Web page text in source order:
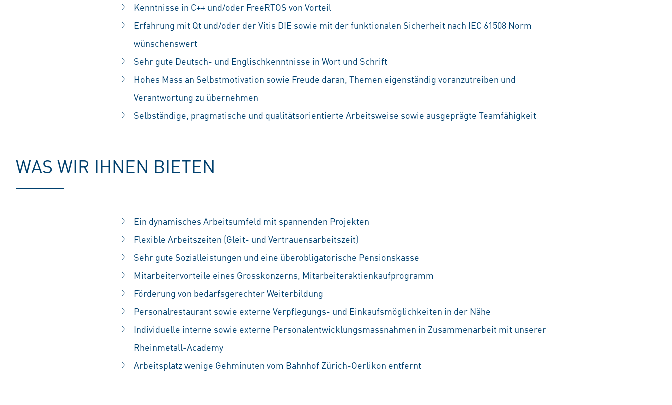
Kenntnisse in C++ und/oder FreeRTOS von Vorteil
Erfahrung mit Qt und/oder der Vitis DIE sowie mit der funktionalen Sicherheit nach IEC 61508 Norm
wünschenswert
Sehr gute Deutsch- und Englischkenntnisse in Wort und Schrift
Hohes Mass an Selbstmotivation sowie Freude daran, Themen eigenständig voranzutreiben und
Verantwortung zu übernehmen
Selbständige, pragmatische und qualitätsorientierte Arbeitsweise sowie ausgeprägte Teamfähigkeit
WAS WIR IHNEN BIETEN
Ein dynamisches Arbeitsumfeld mit spannenden Projekten
Flexible Arbeitszeiten (Gleit- und Vertrauensarbeitszeit)
Sehr gute Sozialleistungen und eine überobligatorische Pensionskasse
Mitarbeitervorteile eines Grosskonzerns, Mitarbeiteraktienkaufprogramm
Förderung von bedarfsgerechter Weiterbildung
Personalrestaurant sowie externe Verpflegungs- und Einkaufsmöglichkeiten in der Nähe
Individuelle interne sowie externe Personalentwicklungsmassnahmen in Zusammenarbeit mit unserer
Rheinmetall-Academy
Arbeitsplatz wenige Gehminuten vom Bahnhof Zürich-Oerlikon entfernt